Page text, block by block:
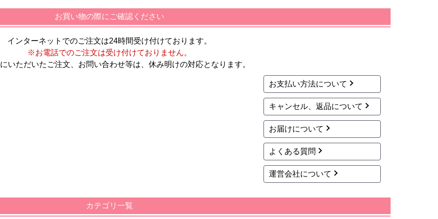
お買い物の際にご確認ください
インターネットでのご注文は24時間受け付けております。
※お電話でのご注文は受け付けておりません。
いただいたご注文、お問い合わせ等は、休み明けの対応となります。
お支払い方法について
キャンセル、返品について
お届けについて
よくある質問
運営会社について
カテゴリ一覧